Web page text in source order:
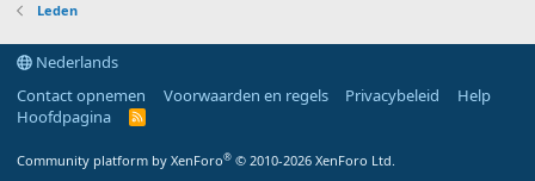
Leden
Nederlands
Contact opnemen
Voorwaarden en regels Privacybeleid
Help
Hoofdpagina
R
Community platform by XenForo® © 2010-2026 XenForo Ltd.